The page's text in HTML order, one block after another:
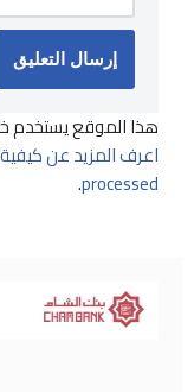
هذا الموقع يستخدم
اعرف المزيد عن
processed
.